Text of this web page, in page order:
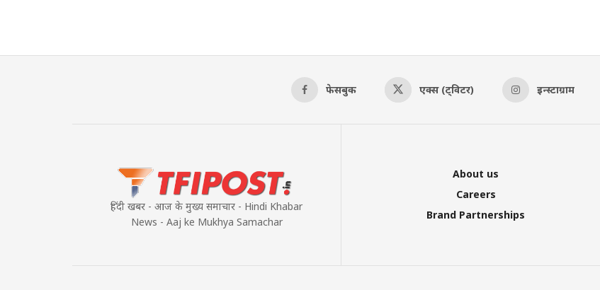
फेसबुक एक्स (ट्विटर) इन्स्टाग्राम
हिंदी खबर - आज के मुख्य समाचार - Hindi Khabar
News - Aaj ke Mukhya Samachar
About us
Careers
Brand Partnerships